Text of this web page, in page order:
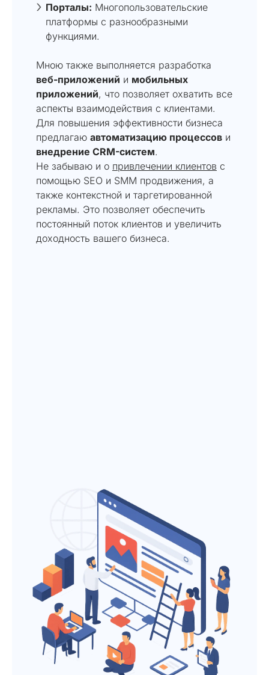
Порталы: Многопользовательские
платформы с разнообразными
функциями.
Мною также выполняется разработка
веб-приложений и мобильных
приложений, что позволяет охватить все
аспекты взаимодействия с клиентами.
Для повышения эффективности бизнеса
предлагаю автоматизацию процессов и
внедрение CRM-систем.
Не забываю и о привлечении клиентов с
помощью SEO и SMM продвижения, а
также контекстной и таргетированной
рекламы. Это позволяет обеспечить
постоянный поток клиентов и увеличить
доходность вашего бизнеса.